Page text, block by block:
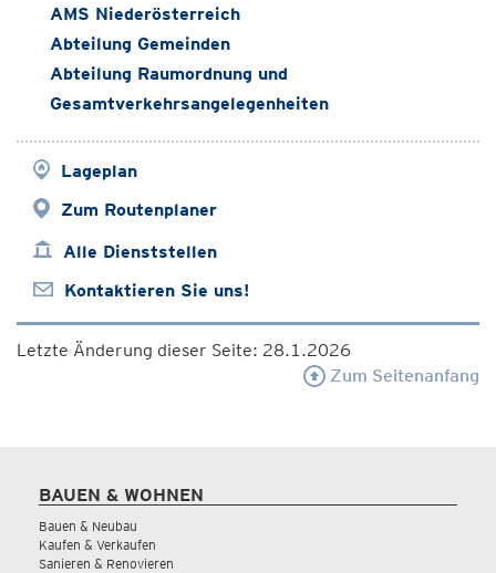
AMS Niederösterreich
Abteilung Gemeinden
Abteilung Raumordnung und
Gesamtverkehrsangelegenheiten
Lageplan
Zum Routenplaner
Alle Dienststellen
Kontaktieren Sie uns!
Letzte Änderung dieser Seite: 28.1.2026
Zum Seitenanfang
BAUEN & WOHNEN
Bauen & Neubau
Kaufen & Verkaufen
Sanieren & Renovieren